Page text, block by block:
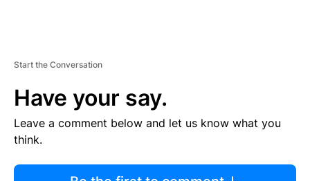
Start the Conversation
Have your say.
Leave a comment below and let us know what you
think.